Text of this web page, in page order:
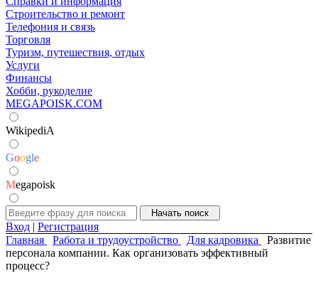
Строительство и ремонт
Телефония и связь
Торговля
Туризм, путешествия, отдых
Услуги
Финансы
Хобби, рукоделие
MEGAPOISK.COM
WikipediA
Google
Megapoisk
Вход | Регистрация
Главная
Работа и трудоустройство Для кадровика
Развитие
персонала компании. Как организовать эффективный
процесс?